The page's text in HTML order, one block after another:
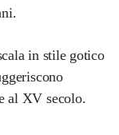
in stile gotico
al XV secolo.